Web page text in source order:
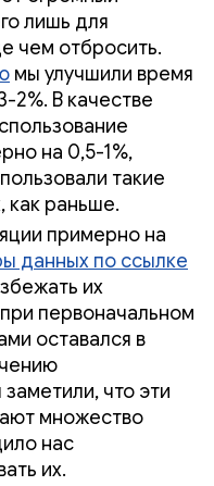
лишь для
чем отбросить.
мы улучшили время
2%. В качестве
на 0,5-1%,
такие
как раньше.
примерно на
данных по ссылке
их
первоначальном
оставался в
что эти
множество
нас
их.